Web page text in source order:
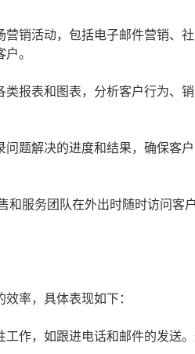
销活动，包括电子邮件营销、
。
报表和图表，分析客户行为、
题解决的进度和结果，确保客
和服务团队在外出时随时访问客
率，具体表现如下：
作，如跟进电话和邮件的发送